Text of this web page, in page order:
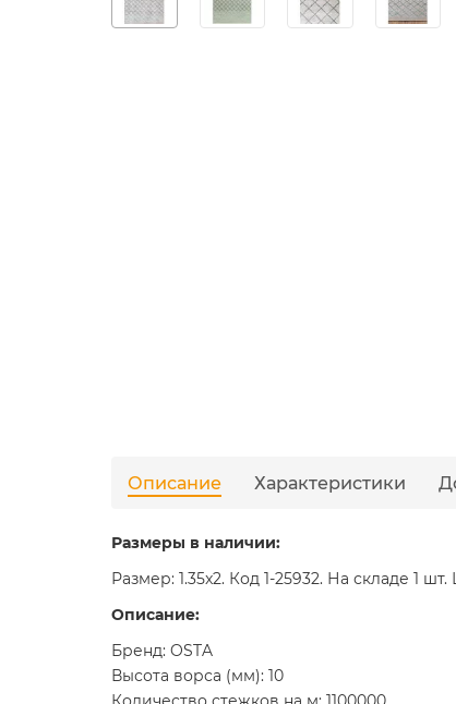
Описание Характеристики
Размеры в наличии:
Размер: 1.35x2. Код 1-25932. На складе 1
Описание:
Бренд: OSTA
Высота ворса (мм): 10